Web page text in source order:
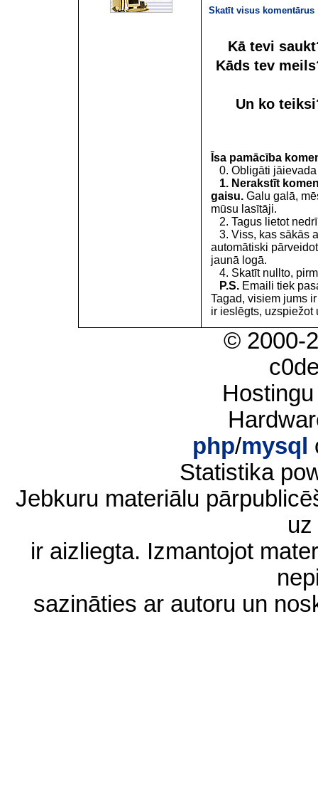
Skatīt visus komentārus
Kā tevi
Kāds tev
Un ko
Īsa pamācība
0. Obligāti jāievada
1. Nerakstīt
gaisu. Galu galā,
mūsu lasītāji.
2. Tagus lietot
3. Viss, kas sākās
automātiski
jaunā logā.
4. Skatīt nullto,
P.S. Emaili tiek
Tagad, visiem jums
ir ieslēgts, uzspiežot
© 2000-
php/mysql
Statistika
Jebkuru materiālu
ir aizliegta. Izmantojot
sazināties ar autoru un